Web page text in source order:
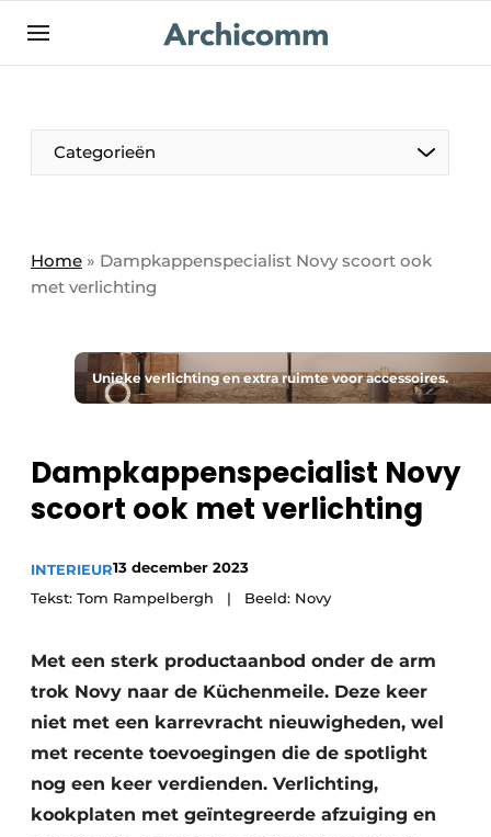
NL be-FR
Categorieën
Home » Dampkappenspecialist Novy scoort ook
met verlichting
Unieke verlichting en extra ruimte voor accessoires.
Dampkappenspecialist Novy
scoort ook met verlichting
INTERIEUR13 december 2023
Tekst: Tom Rampelbergh | Beeld: Novy
Met een sterk productaanbod onder de arm
trok Novy naar de Küchenmeile. Deze keer
niet met een karrevracht nieuwigheden, wel
met recente toevoegingen die de spotlight
nog een keer verdienden. Verlichting,
kookplaten met geïntegreerde afzuiging en